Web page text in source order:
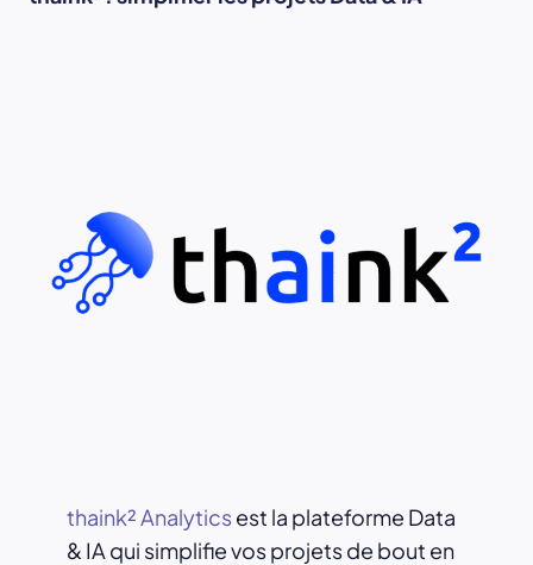
thaink² Analytics est la plateforme Data
& IA qui simplifie vos projets de bout en